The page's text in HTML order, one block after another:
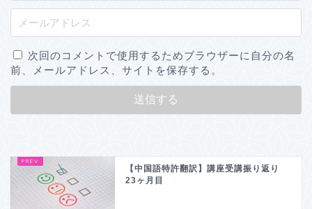
次回のコメントで使用するためブラウザーに自分の名
前、メールアドレス、サイトを保存する。
【中国語特許翻訳】講座受講振り返り
23ヶ月目